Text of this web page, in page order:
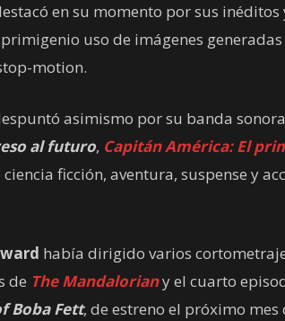
en su momento por sus inéditos
uso de imágenes
motion.
asimismo por su banda
al futuro, Capitán América: El
ficción, aventura, suspense y
había dirigido varios
de The Mandaloriany el cuarto
Boba Fett, de estreno el próximo